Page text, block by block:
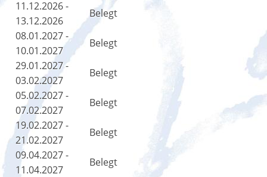
11.12.2026 -
13.12.2026
Belegt
08.01.2027 -
10.01.2027
Belegt
29.01.2027 -
03.02.2027
Belegt
05.02.2027 -
07.02.2027
Belegt
19.02.2027 -
21.02.2027
Belegt
09.04.2027 -
11.04.2027
Belegt